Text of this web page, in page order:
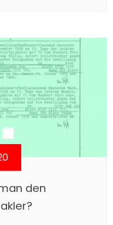
mit Planung,
und
Vermarktung von
kann
Monate bis zu
den